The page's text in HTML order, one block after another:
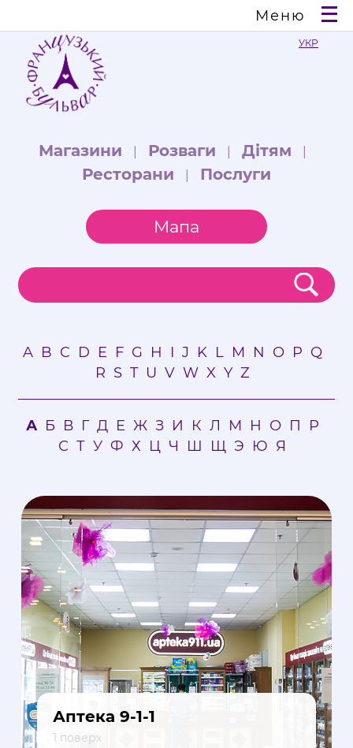
Меню
УКР
Магазини Розваги Дітям
Ресторани Послуги
Мапа
A B C D E F G H I J K L M N O P Q
R S T U V W X Y Z
А Б В Г Д Е Ж З И К Л М Н О П
Р
С Т У Ф Х Ц Ч Ш Щ Э Ю Я
Аптека 9-1-1
1 поверх